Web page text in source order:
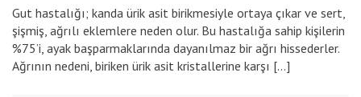
Gut hastalığı; kanda ürik asit birikmesiyle ortaya çıkar ve sert,
şişmiş, ağrılı eklemlere neden olur. Bu hastalığa sahip kişilerin
%75’i, ayak başparmaklarında dayanılmaz bir ağrı hissederler.
Ağrının nedeni, biriken ürik asit kristallerine karşı […]